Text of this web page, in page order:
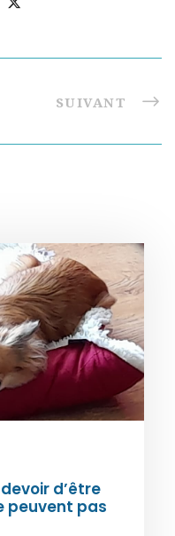
SUIVANT
d’être
peuvent pas